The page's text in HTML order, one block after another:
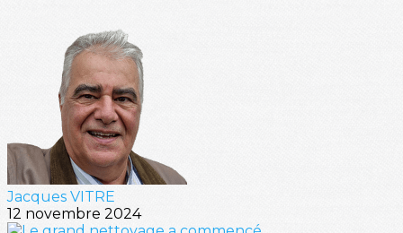
Jacques VITRE
12 novembre 2024